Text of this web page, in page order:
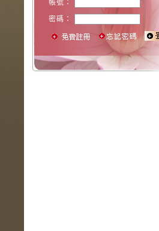
帳號：
密碼：